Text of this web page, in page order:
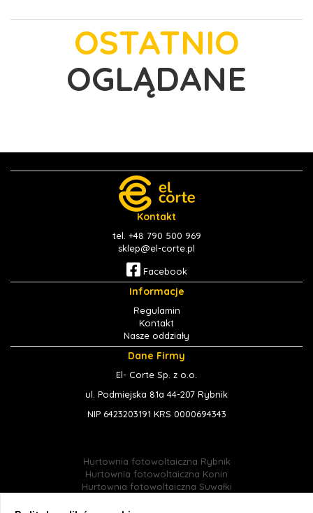
OSTATNIO
OGLĄDANE
Kontakt
tel. +48 790 500 969
sklep@el-corte.pl
Facebook
Informacje
Regulamin
Kontakt
Nasze oddziały
Dane Firmy
El- Corte Sp. z o.o.
ul. Podmiejska 81a 44-207 Rybnik
NIP 6423203191 KRS 0000694343
Hurtownia fotowoltaiczna Rybnik
Hurtownia fotowoltaiczna Konin
Hurtownia fotowoltaiczna Suwałki